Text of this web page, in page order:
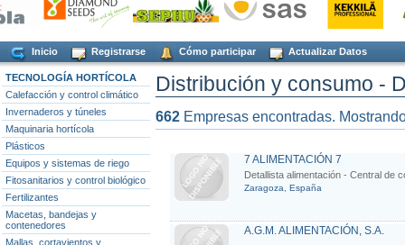
Inicio Registrarse Cómo participar Actualizar Datos
TECNOLOGÍA HORTÍCOLA
Calefacción y control climático
Invernaderos y túneles
Maquinaria hortícola
Plásticos
Equipos y sistemas de riego
Fitosanitarios y control biológico
Fertilizantes
Macetas, bandejas y
contenedores
Mallas, cortavientos y
Distribución y consumo -
662 Empresas encontradas.
7 ALIMENTACIÓN 7
Detallista alimentación - Central de
Zaragoza, España
A.G.M. ALIMENTACIÓN, S.A.